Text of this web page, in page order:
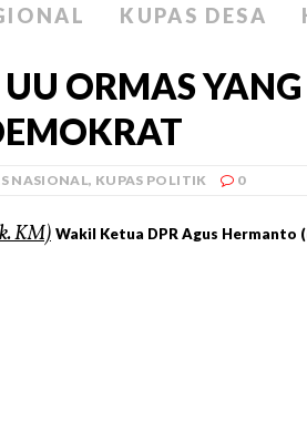
KUPAS DESA
ORMAS YANG
NASIONAL, KUPAS POLITIK 0
Wakil Ketua DPR Agus Hermanto